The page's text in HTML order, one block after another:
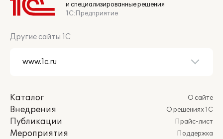
и специализированные решения
1С:Предприятие
Другие сайты 1С
Каталог
Внедрения
Публикации
Мероприятия
О сайте
О решениях 1С
Прайс-лист
Поддержка